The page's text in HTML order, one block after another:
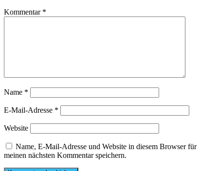
Kommentar *
Name *
E-Mail-Adresse *
Website
Name, E-Mail-Adresse und Website in diesem Browser für
meinen nächsten Kommentar speichern.